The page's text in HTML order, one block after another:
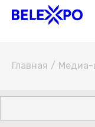
Главная / Медиа-